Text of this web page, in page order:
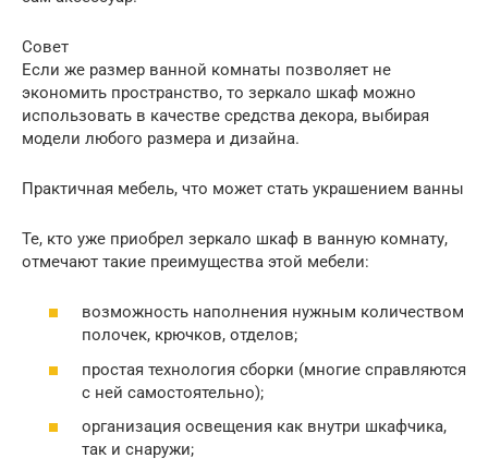
Совет
Если же размер ванной комнаты позволяет не
экономить пространство, то зеркало шкаф можно
использовать в качестве средства декора, выбирая
модели любого размера и дизайна.
Практичная мебель, что может стать украшением ванны
Те, кто уже приобрел зеркало шкаф в ванную комнату,
отмечают такие преимущества этой мебели:
возможность наполнения нужным количеством
полочек, крючков, отделов;
простая технология сборки (многие справляются
с ней самостоятельно);
организация освещения как внутри шкафчика,
так и снаружи;